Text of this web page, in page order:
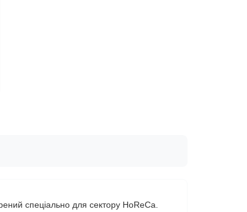
спеціально для сектору HoReCa.